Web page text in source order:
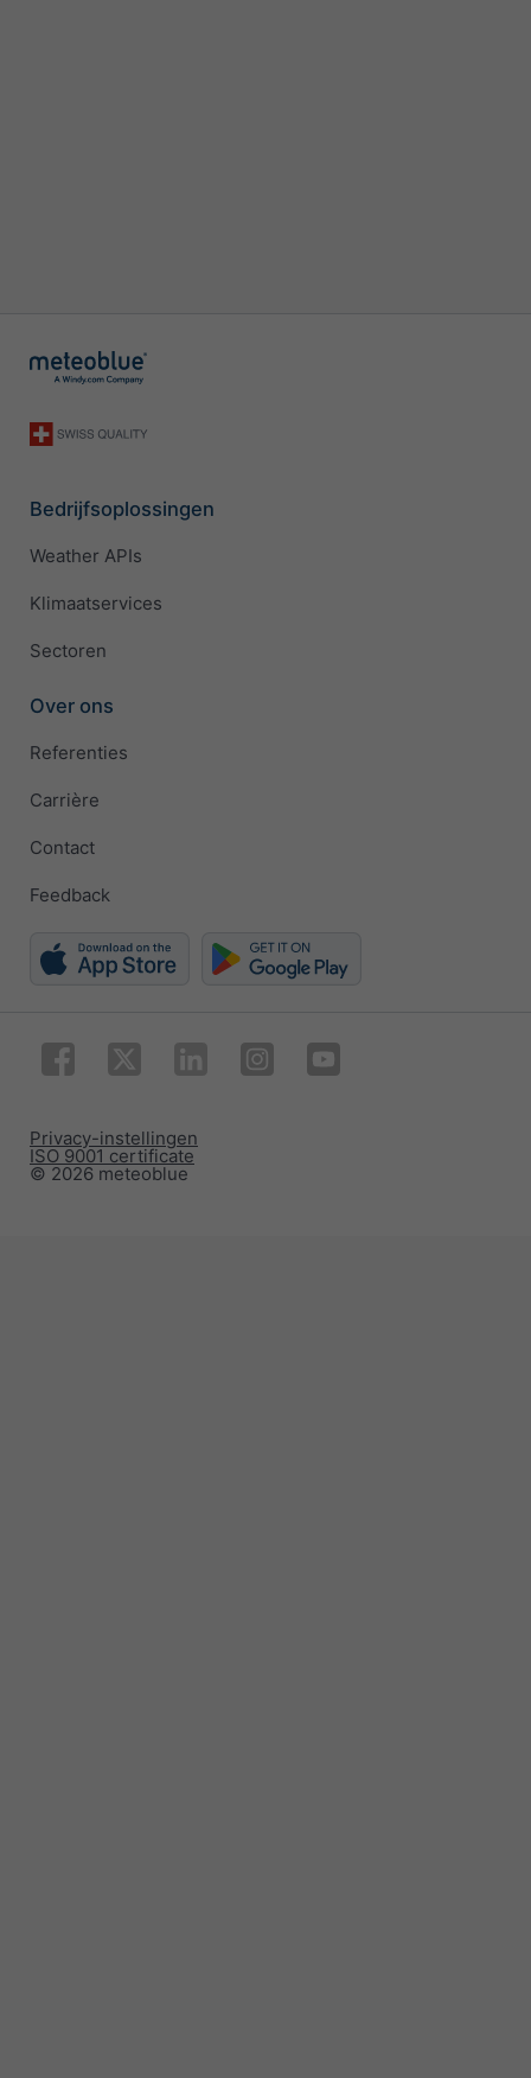
Bedrijfsoplossingen
Weather APIs
Klimaatservices
Sectoren
Over ons
Referenties
Carrière
Contact
Feedback
© 2026 meteoblue
ISO 9001 certificate
Privacy-instellingen